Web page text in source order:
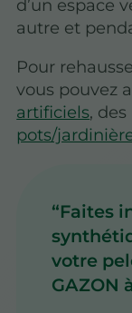
d’un espace
autre et
Pour
vous pouvez
artificiels, des
pots/
Faites
votre
GAZON